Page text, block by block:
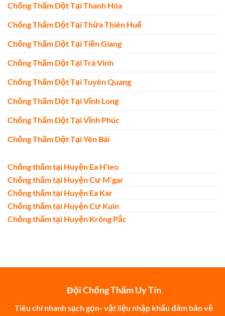
Chống Thấm Dột Tại Thanh Hóa
Chống Thấm Dột Tại Thừa Thiên Huế
Chống Thấm Dột Tại Tiền Giang
Chống Thấm Dột Tại Trà Vinh
Chống Thấm Dột Tại Tuyên Quang
Chống Thấm Dột Tại Vĩnh Long
Chống Thấm Dột Tại Vĩnh Phúc
Chống Thấm Dột Tại Yên Bái
Chống thấm tại Huyện Ea H’leo
Chống thấm tại Huyện Cư M’gar
Chống thấm tại Huyện Ea Kar
Chống thấm tại Huyện Cư Kuin
Chống thấm tại Huyện Krông Pắc
Đội Chống Thấm Uy Tín
Tiêu chí nhanh sạch gọn- vật liệu nhập khẩu đảm bảo về